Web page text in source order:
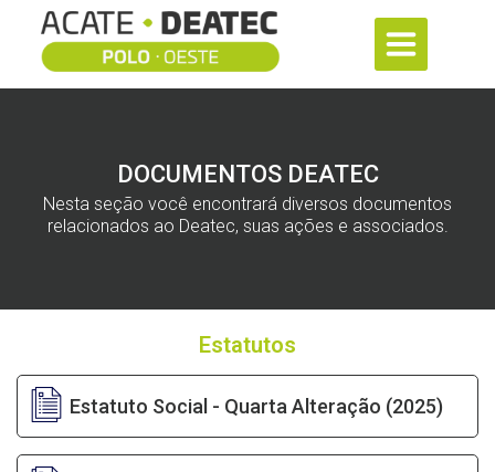
DOCUMENTOS DEATEC
Nesta seção você encontrará diversos documentos
relacionados ao Deatec, suas ações e associados.
Estatutos
Estatuto Social - Quarta Alteração (2025)